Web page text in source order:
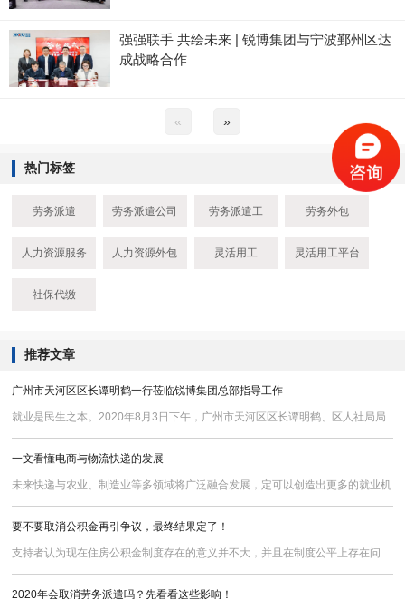
强强联手 共绘未来 | 锐博集团与宁波鄞州区达
成战略合作
« »
热门标签
劳务派遣 劳务派遣公司 劳务派遣工 劳务外包
人力资源服务 人力资源外包 灵活用工 灵活用工平台
社保代缴
推荐文章
广州市天河区区长谭明鹤一行莅临锐博集团总部指导工作
就业是民生之本。2020年8月3日下午，广州市天河区区长谭明鹤、区人社局局
长石泽润一行莅临锐博集团总部进行就业调研、指导工作，集团董事长姚远、副
总裁叶志亮、副总经理冯元曦等接待了调研小组，并举行了座谈会。
一文看懂电商与物流快递的发展
未来快递与农业、制造业等多领域将广泛融合发展，定可以创造出更多的就业机
会，为大众提供更多的自主就业、创业的机会和空间。
要不要取消公积金再引争议，最终结果定了！
支持者认为现在住房公积金制度存在的意义并不大，并且在制度公平上存在问
题，取消则可为企业减负。
2020年会取消劳务派遣吗？先看看这些影响！